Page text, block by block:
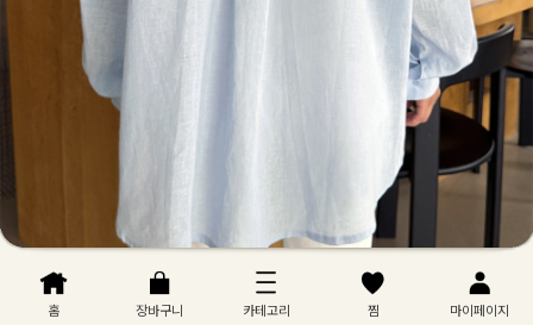
홈 장바구니 카테고리 찜 마이페이지